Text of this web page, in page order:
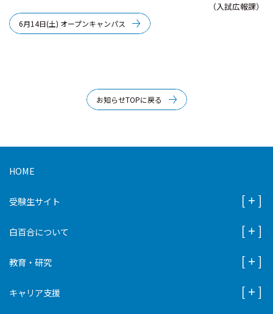
（入試広報課）
6月14日(土) オープンキャンパス
お知らせTOPに戻る
HOME
受験生サイト
白百合について
教育・研究
キャリア支援